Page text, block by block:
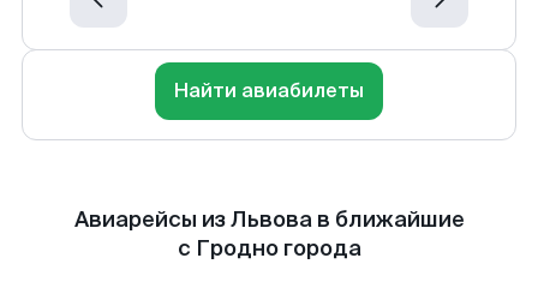
Найти авиабилеты
Авиарейсы из Львова в ближайшие
с Гродно города